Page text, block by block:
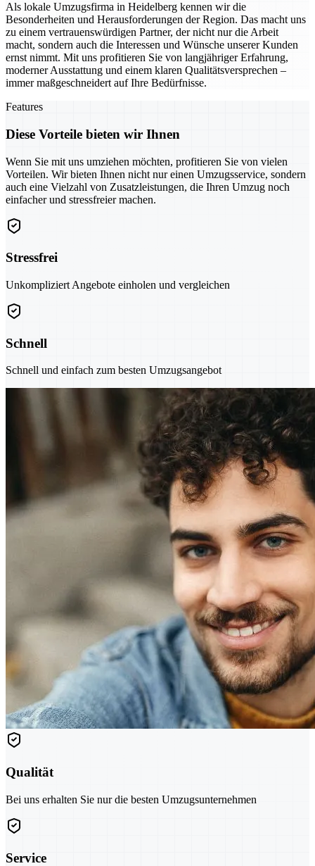
Als lokale Umzugsfirma in Heidelberg kennen wir die
Besonderheiten und Herausforderungen der Region. Das macht uns
zu einem vertrauenswürdigen Partner, der nicht nur die Arbeit
macht, sondern auch die Interessen und Wünsche unserer Kunden
ernst nimmt. Mit uns profitieren Sie von langjähriger Erfahrung,
moderner Ausstattung und einem klaren Qualitätsversprechen –
immer maßgeschneidert auf Ihre Bedürfnisse.
Features
Diese Vorteile bieten wir Ihnen
Wenn Sie mit uns umziehen möchten, profitieren Sie von vielen
Vorteilen. Wir bieten Ihnen nicht nur einen Umzugsservice, sondern
auch eine Vielzahl von Zusatzleistungen, die Ihren Umzug noch
einfacher und stressfreier machen.
Stressfrei
Unkompliziert Angebote einholen und vergleichen
Schnell
Schnell und einfach zum besten Umzugsangebot
Qualität
Bei uns erhalten Sie nur die besten Umzugsunternehmen
Service